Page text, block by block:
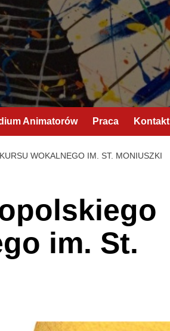
Animatorów Praca Kontakt
WOKALNEGO IM. ST. MONIUSZKI
im. St.